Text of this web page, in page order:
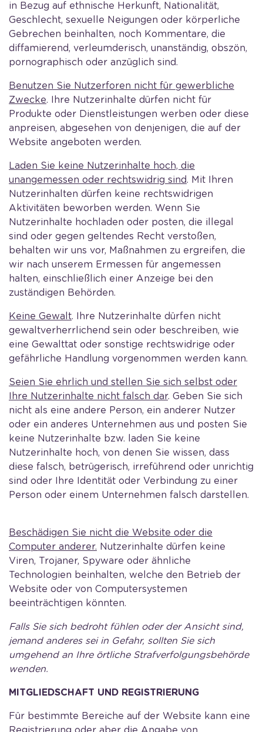
in Bezug auf ethnische Herkunft, Nationalität,
Geschlecht, sexuelle Neigungen oder körperliche
Gebrechen beinhalten, noch Kommentare, die
diffamierend, verleumderisch, unanständig, obszön,
pornographisch oder anzüglich sind.
Benutzen Sie Nutzerforen nicht für gewerbliche
Zwecke. Ihre Nutzerinhalte dürfen nicht für
Produkte oder Dienstleistungen werben oder diese
anpreisen, abgesehen von denjenigen, die auf der
Website angeboten werden.
Laden Sie keine Nutzerinhalte hoch, die
unangemessen oder rechtswidrig sind. Mit Ihren
Nutzerinhalten dürfen keine rechtswidrigen
Aktivitäten beworben werden. Wenn Sie
Nutzerinhalte hochladen oder posten, die illegal
sind oder gegen geltendes Recht verstoßen,
behalten wir uns vor, Maßnahmen zu ergreifen, die
wir nach unserem Ermessen für angemessen
halten, einschließlich einer Anzeige bei den
zuständigen Behörden.
Keine Gewalt. Ihre Nutzerinhalte dürfen nicht
gewaltverherrlichend sein oder beschreiben, wie
eine Gewalttat oder sonstige rechtswidrige oder
gefährliche Handlung vorgenommen werden kann.
Seien Sie ehrlich und stellen Sie sich selbst oder
Ihre Nutzerinhalte nicht falsch dar. Geben Sie sich
nicht als eine andere Person, ein anderer Nutzer
oder ein anderes Unternehmen aus und posten Sie
keine Nutzerinhalte bzw. laden Sie keine
Nutzerinhalte hoch, von denen Sie wissen, dass
diese falsch, betrügerisch, irreführend oder unrichtig
sind oder Ihre Identität oder Verbindung zu einer
Person oder einem Unternehmen falsch darstellen.
Beschädigen Sie nicht die Website oder die
Computer anderer. Nutzerinhalte dürfen keine
Viren, Trojaner, Spyware oder ähnliche
Technologien beinhalten, welche den Betrieb der
Website oder von Computersystemen
beeinträchtigen könnten.
Falls Sie sich bedroht fühlen oder der Ansicht sind,
jemand anderes sei in Gefahr, sollten Sie sich
umgehend an Ihre örtliche Strafverfolgungsbehörde
wenden.
MITGLIEDSCHAFT UND REGISTRIERUNG
Für bestimmte Bereiche auf der Website kann eine
Registrierung oder aber die Angabe von